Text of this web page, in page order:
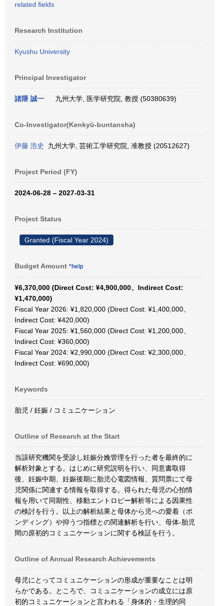
related fields
Research Institution
Kyushu University
Principal Investigator
諸隈 誠一 九州大学, 医学研究院, 教授 (50380639)
Co-Investigator(Kenkyū-buntansha)
伊藤 浩史 九州大学, 芸術工学研究院, 准教授 (20512627)
Project Period (FY)
2024-06-28 – 2027-03-31
Project Status
Granted (Fiscal Year 2024)
Budget Amount *help
¥6,370,000 (Direct Cost: ¥4,900,000、Indirect Cost:
¥1,470,000)
Fiscal Year 2026: ¥1,820,000 (Direct Cost: ¥1,400,000、
Indirect Cost: ¥420,000)
Fiscal Year 2025: ¥1,560,000 (Direct Cost: ¥1,200,000、
Indirect Cost: ¥360,000)
Fiscal Year 2024: ¥2,990,000 (Direct Cost: ¥2,300,000、
Indirect Cost: ¥690,000)
Keywords
胎児 / 妊娠 / コミュニケーション
Outline of Research at the Start
当該研究機関を受診し妊娠分娩管理を行った者を最終的に
解析対象とする。はじめに研究説明を行い、同意書取得
後、妊娠中期、妊娠後期に胎児心電図情報、質問票にて母
児関係に関連する情報を取得する。得られた母児の心拍情
報を用いて同期性、移動エントロピー解析等による因果性
の検討を行う。以上の解析結果と母体から児への愛着（ボ
ンディング）や抑うつ指標との関連解析を行い、母体-胎児
間の原初的コミュニケーションに関する検証を行う。
Outline of Annual Research Achievements
母児にとってコミュニケーションの形成が重要なことは明
らかである。ところで、コミュニケーションの成立には原
初的コミュニケーションと言われる「身体的・生理的同